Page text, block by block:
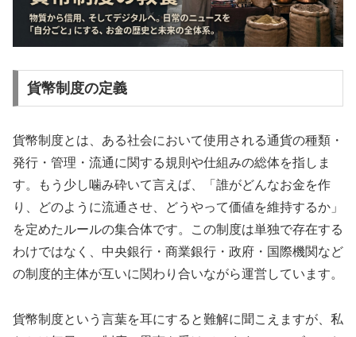
貨幣制度の定義
貨幣制度とは、ある社会において使用される通貨の種類・
発行・管理・流通に関する規則や仕組みの総体を指しま
す。もう少し噛み砕いて言えば、「誰がどんなお金を作
り、どのように流通させ、どうやって価値を維持するか」
を定めたルールの集合体です。この制度は単独で存在する
わけではなく、中央銀行・商業銀行・政府・国際機関など
の制度的主体が互いに関わり合いながら運営しています。
貨幣制度という言葉を耳にすると難解に聞こえますが、私